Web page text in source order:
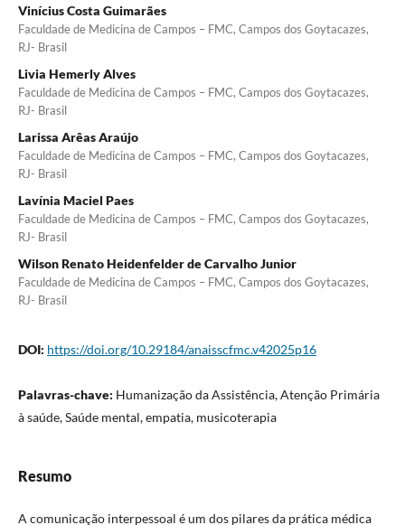
Vinícius Costa Guimarães
Faculdade de Medicina de Campos – FMC, Campos dos Goytacazes,
RJ- Brasil
Livia Hemerly Alves
Faculdade de Medicina de Campos – FMC, Campos dos Goytacazes,
RJ- Brasil
Larissa Arêas Araújo
Faculdade de Medicina de Campos – FMC, Campos dos Goytacazes,
RJ- Brasil
Lavínia Maciel Paes
Faculdade de Medicina de Campos – FMC, Campos dos Goytacazes,
RJ- Brasil
Wilson Renato Heidenfelder de Carvalho Junior
Faculdade de Medicina de Campos – FMC, Campos dos Goytacazes,
RJ- Brasil
DOI: https://doi.org/10.29184/anaisscfmc.v42025p16
Palavras-chave: Humanização da Assistência, Atenção Primária
à saúde, Saúde mental, empatia, musicoterapia
Resumo
A comunicação interpessoal é um dos pilares da prática médica